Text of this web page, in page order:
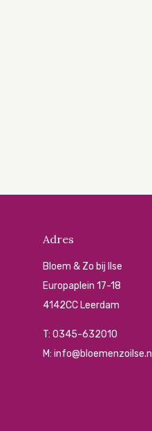
Adres
Bloem & Zo bij Ilse
Europaplein 17-18
4142CC Leerdam
T: 0345-632010
M: info@bloemenzoilse.nl